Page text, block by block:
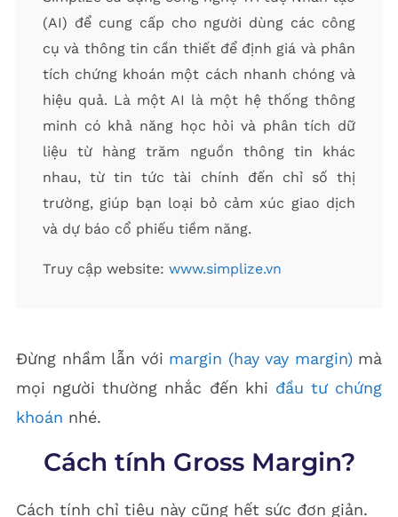
(AI) để cung cấp cho người dùng các công
cụ và thông tin cần thiết để định giá và phân
tích chứng khoán một cách nhanh chóng và
hiệu quả. Là một AI là một hệ thống thông
minh có khả năng học hỏi và phân tích dữ
liệu từ hàng trăm nguồn thông tin khác
nhau, từ tin tức tài chính đến chỉ số thị
trường, giúp bạn loại bỏ cảm xúc giao dịch
và dự báo cổ phiếu tiềm năng.
Truy cập website: www.simplize.vn
Đừng nhầm lẫn với margin (hay vay margin)mà
mọi người thường nhắc đến khi đầu tư chứng
khoán nhé.
Cách tính Gross Margin?
Cách tính chỉ tiêu này cũng hết sức đơn giản.